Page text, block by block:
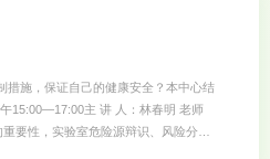
措施，保证自己的健康安全？本中心结
15:00—17:00主 讲 人：林春明 老师
要性，实验室危险源辩识、风险分析